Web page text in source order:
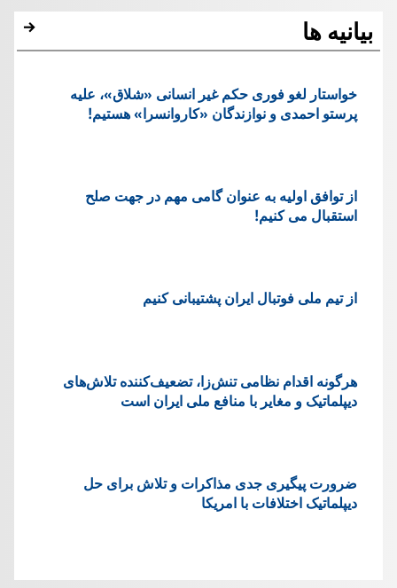
بیانیه ها
خواستار لغو فوری حکم غیر انسانی «شلاق»، علیه
پرستو احمدی و نوازندگان «کاروانسرا» هستیم!
از توافق اولیه به عنوان گامی مهم در جهت صلح
استقبال می کنیم!
از تیم ملی فوتبال ایران پشتیبانی کنیم
هرگونه اقدام نظامی تنش‌زا، تضعیف‌کننده تلاش‌های
دیپلماتیک و مغایر با منافع ملی ایران است
ضرورت پیگیری جدی مذاکرات و تلاش برای حل
دیپلماتیک اختلافات با امریکا